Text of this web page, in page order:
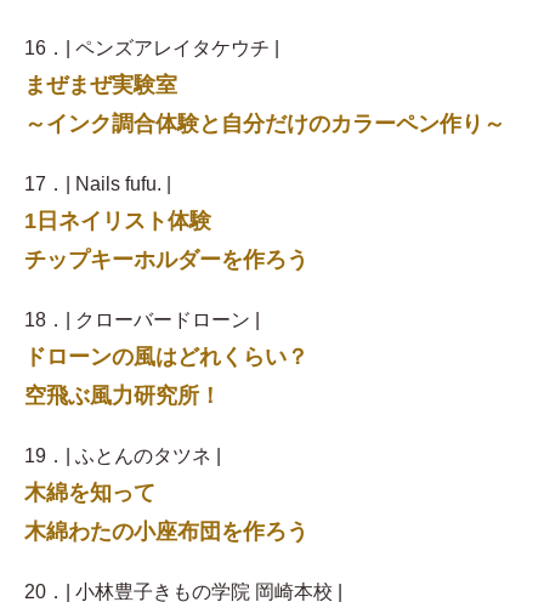
16．| ペンズアレイタケウチ |
まぜまぜ実験室
～インク調合体験と自分だけのカラーペン作り～
17．| Nails fufu. |
1日ネイリスト体験
チップキーホルダーを作ろう
18．| クローバードローン |
ドローンの風はどれくらい？
空飛ぶ風力研究所！
19．| ふとんのタツネ |
木綿を知って
木綿わたの小座布団を作ろう
20．| 小林豊子きもの学院 岡崎本校 |